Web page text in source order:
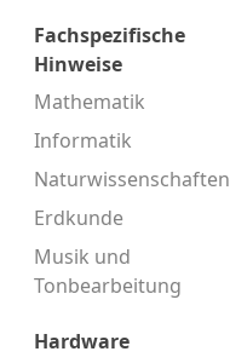
Fachspezifische
Hinweise
Mathematik
Informatik
Naturwissenschaften
Erdkunde
Musik und
Tonbearbeitung
Hardware